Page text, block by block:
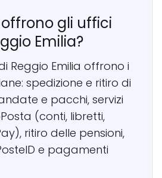
offrono gli uffici
Emilia?
Reggio Emilia offrono i
spedizione e ritiro di
e pacchi, servizi
(conti, libretti,
ritiro delle pensioni,
e pagamenti